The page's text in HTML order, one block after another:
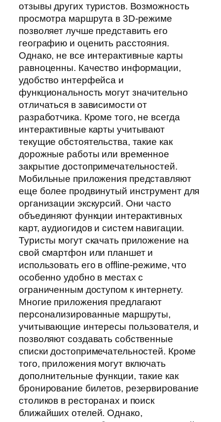
отзывы других туристов. Возможность
просмотра маршрута в 3D-режиме
позволяет лучше представить его
географию и оценить расстояния.
Однако, не все интерактивные карты
равноценны. Качество информации,
удобство интерфейса и
функциональность могут значительно
отличаться в зависимости от
разработчика. Кроме того, не всегда
интерактивные карты учитывают
текущие обстоятельства, такие как
дорожные работы или временное
закрытие достопримечательностей.
Мобильные приложения представляют
еще более продвинутый инструмент для
организации экскурсий. Они часто
объединяют функции интерактивных
карт, аудиогидов и систем навигации.
Туристы могут скачать приложение на
свой смартфон или планшет и
использовать его в offline-режиме, что
особенно удобно в местах с
ограниченным доступом к интернету.
Многие приложения предлагают
персонализированные маршруты,
учитывающие интересы пользователя, и
позволяют создавать собственные
списки достопримечательностей. Кроме
того, приложения могут включать
дополнительные функции, такие как
бронирование билетов, резервирование
столиков в ресторанах и поиск
ближайших отелей. Однако,